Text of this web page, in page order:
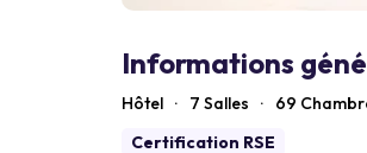
Informations
Hôtel · 7 Salles · 69
Certification RSE